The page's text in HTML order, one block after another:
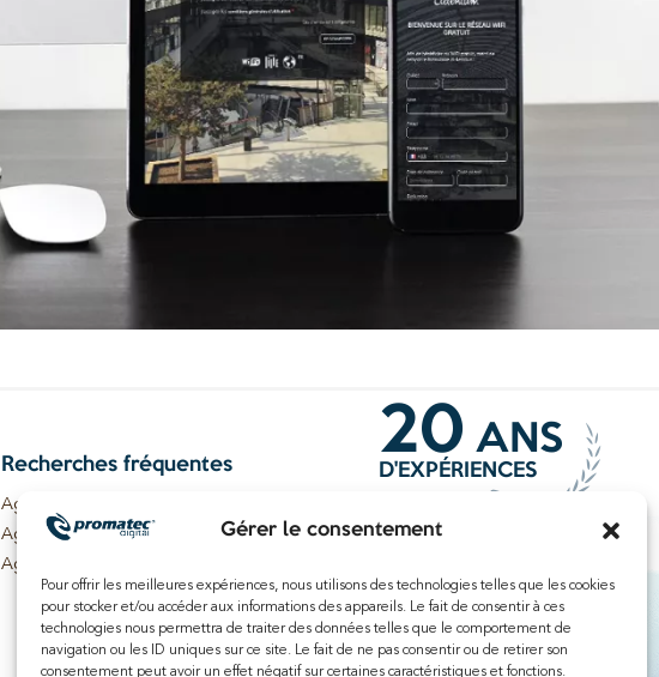
Gérer le consentement
Pour offrir les meilleures expériences, nous utilisons des technologies telles que les cookies
pour stocker et/ou accéder aux informations des appareils. Le fait de consentir à ces
technologies nous permettra de traiter des données telles que le comportement de
navigation ou les ID uniques sur ce site. Le fait de ne pas consentir ou de retirer son
consentement peut avoir un effet négatif sur certaines caractéristiques et fonctions.
Recherches fréquentes
Agence WordPress Lille
Agence WordPress Tourcoing
Agence WordPress Roubaix
Agence WordPress Bondues
Agence WordPress Neuville-en-Ferrain
Agence WordPress Roncq
20 ANS
D'EXPÉRIENCES